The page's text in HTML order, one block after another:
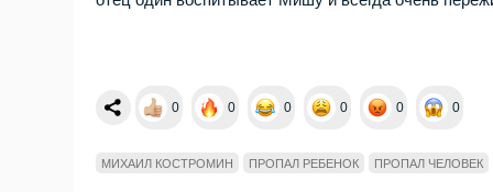
0 0 0 0 0 0
МИХАИЛ КОСТРОМИН ПРОПАЛ РЕБЕНОК ПРОПАЛ ЧЕЛОВЕК